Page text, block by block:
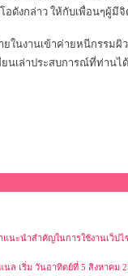
ดังกล่าว ให้กับเพื่อนๆผู้มี
ในงานเข้าค่ายหนีกรรม
เล่าประสบการณ์ที่ท่านไ
นะนำสำคัญในการใช้งานเว็ป
ล เริ่ม วันอาทิตย์ที่ 5 สิงหาคม